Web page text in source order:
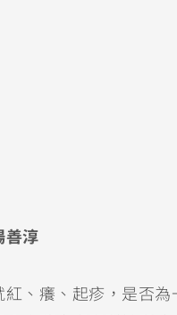
善淳
紅、癢、起疹，是否為